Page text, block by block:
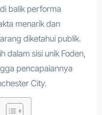
balik performa
menarik dan
diketahui publik.
dalam sisi unik Foden,
pencapaiannya
City.